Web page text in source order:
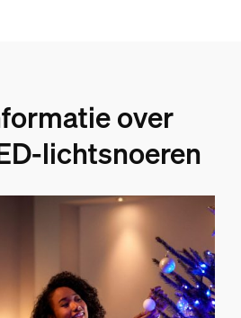
over
lichtsnoeren